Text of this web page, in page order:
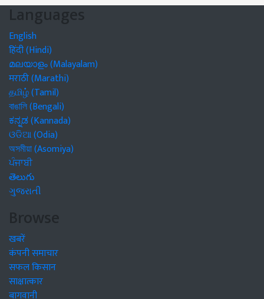
Languages
English
हिंदी (Hindi)
മലയാളം (Malayalam)
मराठी (Marathi)
தமிழ் (Tamil)
বাঙালি (Bengali)
ಕನ್ನಡ (Kannada)
ଓଡିଆ (Odia)
অসমীয়া (Asomiya)
ਪੰਜਾਬੀ
తెలుగు
ગુજરાતી
Browse
खबरें
कंपनी समाचार
सफल किसान
साक्षात्कार
बागवानी